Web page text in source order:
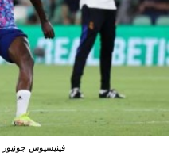
فينيسيوس جونيور